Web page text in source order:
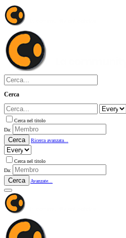
Cerca
Cerca nel titolo
Da:
Cerca Ricerca avanzata...
Cerca nel titolo
Da:
Cerca Avanzate...